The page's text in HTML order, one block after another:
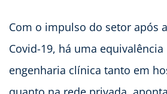
Com o impulso do setor após
Covid-19, há uma
engenharia clínica tanto em